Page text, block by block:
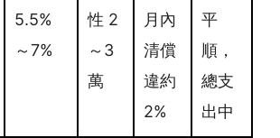
5.5%
～7%
性 2
～3
萬
月內
清償
違約
2%
平
順，
總支
出中